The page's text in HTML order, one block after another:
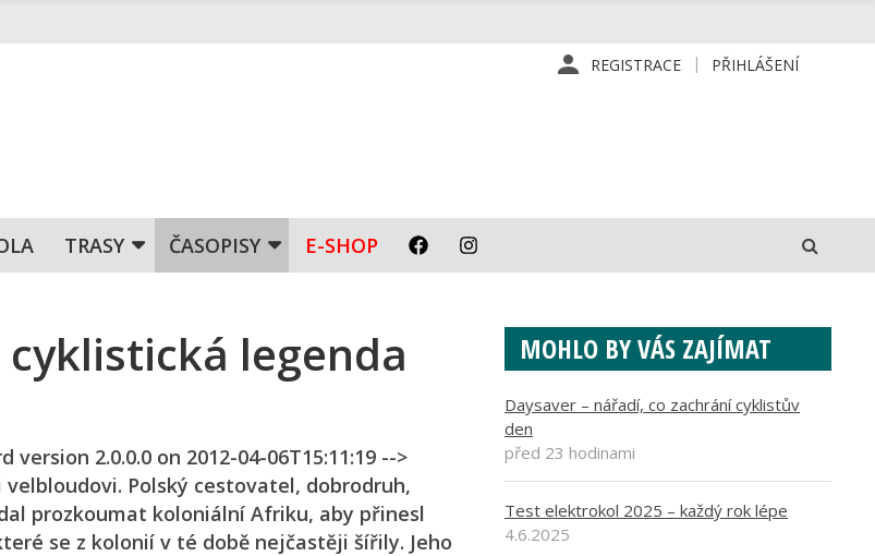
REGISTRACE PŘIHLÁŠENÍ
TRASY ČASOPISY E-SHOP
legenda
version 2.0.0.0 on 2012-04-06T15:11:19 -->
velbloudovi. Polský cestovatel, dobrodruh,
prozkoumat koloniální Afriku, aby přinesl
se z kolonií v té době nejčastěji šířily. Jeho
MOHLO BY VÁS ZAJÍMAT
Daysaver – nářadí, co zachrání cyklistův
den
před 23 hodinami
Test elektrokol 2025 – každý rok lépe
4.6.2025